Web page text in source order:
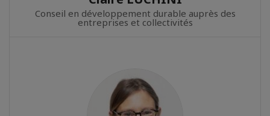
Conseil en développement durable auprès des
entreprises et collectivités